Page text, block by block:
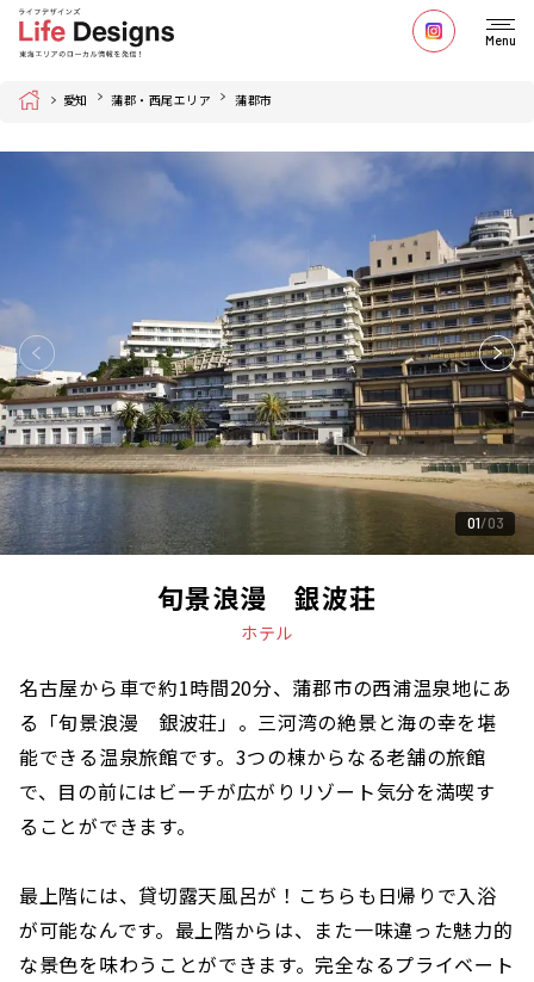
Menu
Home 愛知 蒲郡・西尾エリア 蒲郡市
01 03
旬景浪漫 銀波荘
ホテル
名古屋から車で約1時間20分、蒲郡市の西浦温泉地にあ
る「旬景浪漫 銀波荘」。三河湾の絶景と海の幸を堪
能できる温泉旅館です。3つの棟からなる老舗の旅館
で、目の前にはビーチが広がりリゾート気分を満喫す
ることができます。
最上階には、貸切露天風呂が！こちらも日帰りで入浴
が可能なんです。最上階からは、また一味違った魅力的
な景色を味わうことができます。完全なるプライベート